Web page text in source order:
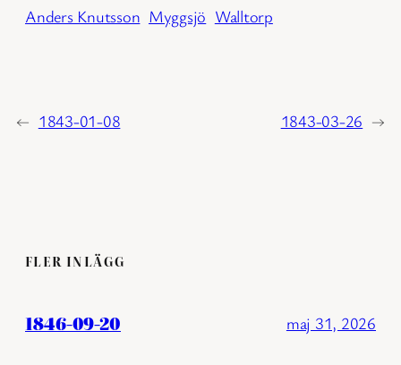
Anders Knutsson Myggsjö Walltorp
← 1843-01-08 1843-03-26 →
FLER INLÄGG
1846-09-20 maj 31, 2026